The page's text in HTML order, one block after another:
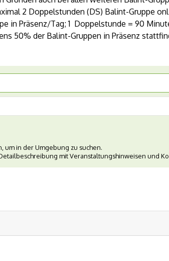
2 Doppelstunden (DS) Balint-Gruppe
in Präsenz/Tag; 1 Doppelstunde = 90
50% der Balint-Gruppen in Präsenz
um in der Umgebung zu suchen.
mit Veranstaltungshinweisen und